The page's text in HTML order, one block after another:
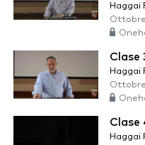
Haggai
Ottobre
Clase
Haggai
Ottobre
Clase
Haggai